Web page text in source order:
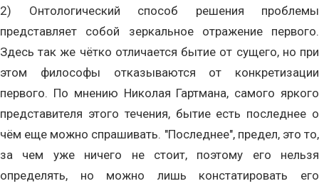
2) Онтологический способ решения проблемы
представляет собой зеркальное отражение первого.
Здесь так же чётко отличается бытие от сущего, но при
этом философы отказываются от конкретизации
первого. По мнению Николая Гартмана, самого яркого
представителя этого течения, бытие есть последнее о
чём еще можно спрашивать. "Последнее", предел, это то,
за чем уже ничего не стоит, поэтому его нельзя
определять, но можно лишь констатировать его